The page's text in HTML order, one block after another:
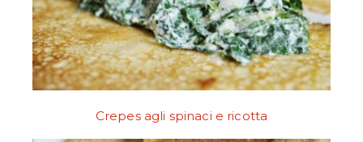
Crepes agli spinaci e ricotta